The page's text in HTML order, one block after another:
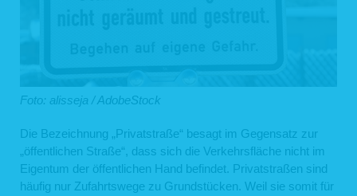
Foto: alisseja / AdobeStock
Die Bezeichnung „Privatstraße“ besagt im Gegensatz zur
„öffentlichen Straße“, dass sich die Verkehrsfläche nicht im
Eigentum der öffentlichen Hand befindet. Privatstraßen sind
häufig nur Zufahrtswege zu Grundstücken. Weil sie somit für